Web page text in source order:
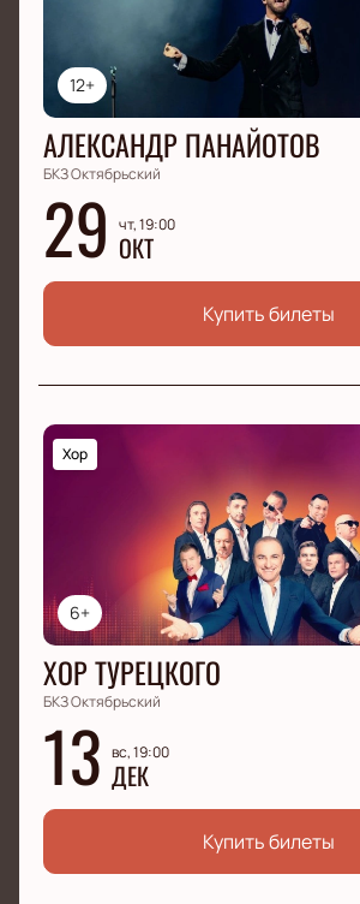
12+
АЛЕКСАНДР ПАНАЙОТОВ
БКЗ Октябрьский
29 чт, 19:00
ОКТ
Купить билеты
6+
Хор
ХОР ТУРЕЦКОГО
БКЗ Октябрьский
13 вс, 19:00
ДЕК
Купить билеты